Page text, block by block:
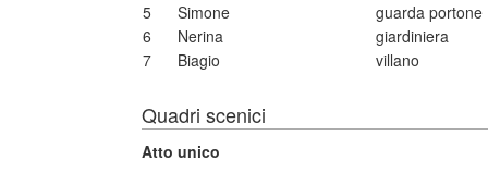
5
Simone
guarda portone
6
Nerina
giardiniera
7
Biagio villano
Quadri scenici
Atto unico